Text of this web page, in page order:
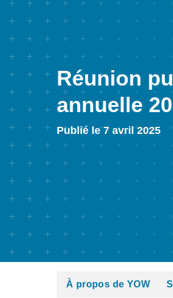
Réunion
annuelle
Publié le 7 avril 2025
À propos de YOW